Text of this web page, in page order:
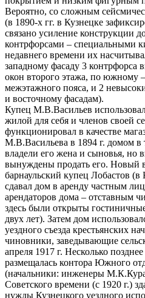
Вероятно, со сложным
(в 1890-х гг. в Кузнецке
связано усиление конструкции
контрфорсами – специальными
недавнего времени их
западному фасаду 3 контрфорса
окон второго этажа, по южному
межэтажного пояса, и 2
и восточному фасадам).
Купец М.В.Васильев
жилой для себя и членов своей
функционировал в качестве
М.В.Васильева в 1894 г. домом в
владели его жена и сыновья, но
вынуждены продать его. Новый
барнаульский купец Лобастов
сдавал дом в аренду частным
арендаторов дома –
здесь были открыты
двух лет). Затем дом
уездного съезда крестьянских
чиновники, заведывающие
апреля 1917 г. Несколько
размещалась контора Южного
(начальники: инженеры
Советского времени (с 1920 г.)
нужды Кузнецкого уездного